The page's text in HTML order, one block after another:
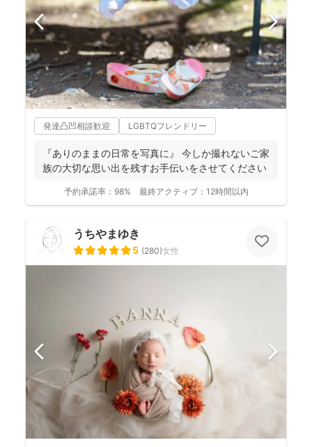
発達凸凹相談歓迎 LGBTQフレンドリー
『ありのままの日常を写真に』 今しか撮れないご家
族の大切な思い出を残すお手伝いをさせてください
予約承諾率： 98% 最終アクティブ： 12時間以内
うちやまゆき
5 (280)女性